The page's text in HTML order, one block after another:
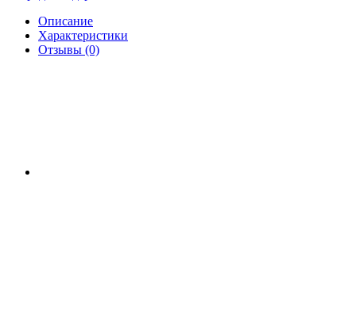
Описание
Характеристики
Отзывы (0)